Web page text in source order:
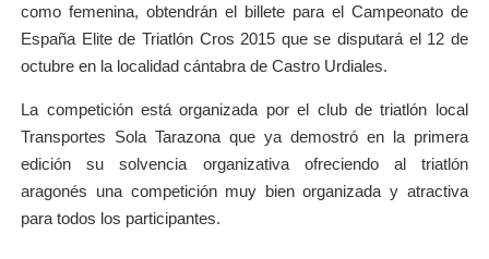
como femenina, obtendrán el billete para el Campeonato de
España Elite de Triatlón Cros 2015 que se disputará el 12 de
octubre en la localidad cántabra de Castro Urdiales.
La competición está organizada por el club de triatlón local
Transportes Sola Tarazona que ya demostró en la primera
edición su solvencia organizativa ofreciendo al triatlón
aragonés una competición muy bien organizada y atractiva
para todos los participantes.